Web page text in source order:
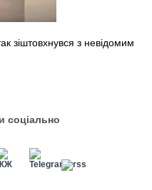
зіштовхнувся з невідомим
соціально